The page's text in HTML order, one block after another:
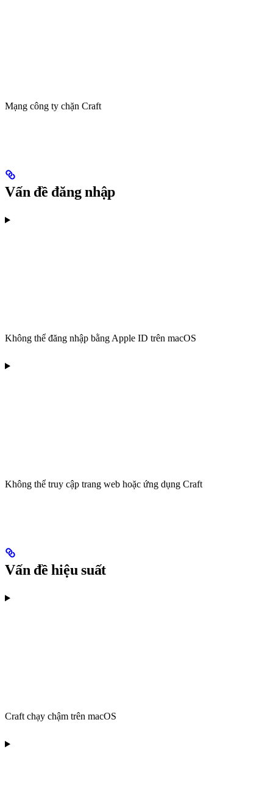
Mạng công ty chặn Craft
Vấn đề đăng nhập
Không thể đăng nhập bằng Apple ID trên macOS
Không thể truy cập trang web hoặc ứng dụng Craft
Vấn đề hiệu suất
Craft chạy chậm trên macOS